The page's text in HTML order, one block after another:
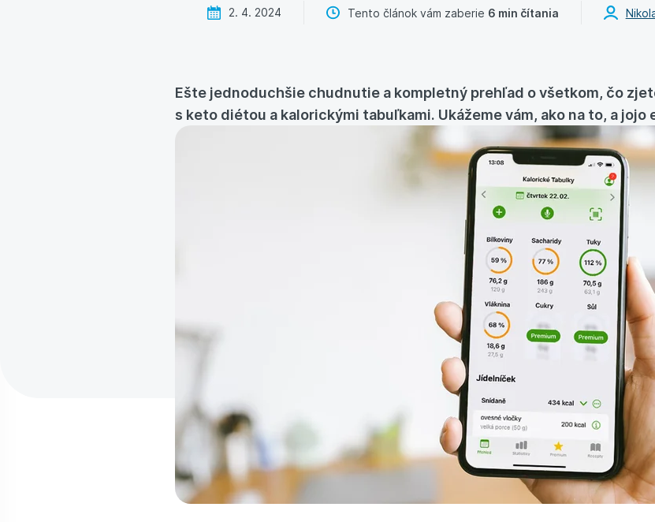
2. 4. 2024 Tento článok vám zaberie 6 min čítania
Ešte jednoduchšie chudnutie a kompletný prehľad o všetkom, čo
s keto diétou a kalorickými tabuľkami. Ukážeme vám, ako na to, a